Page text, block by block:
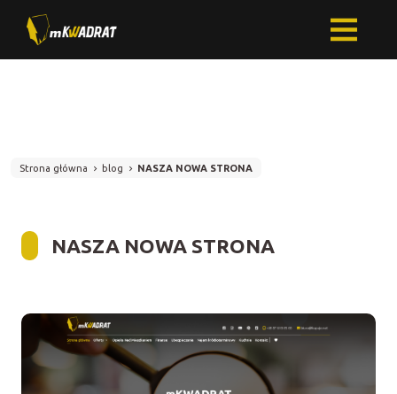
Strona główna blog NASZA NOWA STRONA
NASZA NOWA STRONA